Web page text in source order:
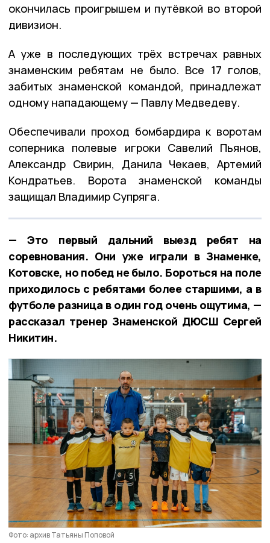
окончилась проигрышем и путёвкой во второй
дивизион.
А уже в последующих трёх встречах равных
знаменским ребятам не было. Все 17 голов,
забитых знаменской командой, принадлежат
одному нападающему — Павлу Медведеву.
Обеспечивали проход бомбардира к воротам
соперника полевые игроки Савелий Пьянов,
Александр Свирин, Данила Чекаев, Артемий
Кондратьев. Ворота знаменской команды
защищал Владимир Супряга.
— Это первый дальний выезд ребят на
соревнования. Они уже играли в Знаменке,
Котовске, но побед не было. Бороться на поле
приходилось с ребятами более старшими, а в
футболе разница в один год очень ощутима, —
рассказал тренер Знаменской ДЮСШ Сергей
Никитин.
Фото: архив Татьяны Поповой